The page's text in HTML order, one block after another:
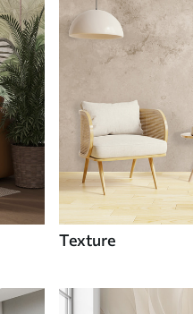
Texture